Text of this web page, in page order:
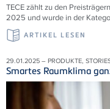
TECE zählt zu den
2025 und wurde in der
ARTIKEL LESEN
29.01.2025 – PRODUKTE,
Smartes Raumklima